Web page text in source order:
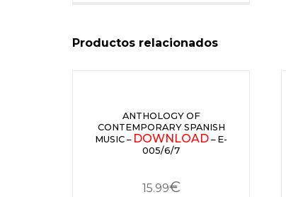
Productos relacionados
ANTHOLOGY OF
CONTEMPORARY SPANISH
MUSIC – DOWNLOAD – E-
005/6/7
15.99€